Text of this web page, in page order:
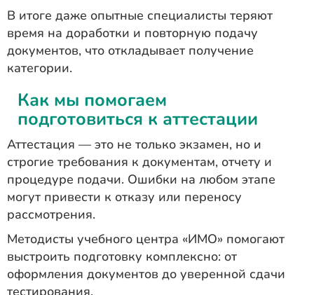
В итоге даже опытные специалисты теряют
время на доработки и повторную подачу
документов, что откладывает получение
категории.
Как мы помогаем
подготовиться к аттестации
Аттестация — это не только экзамен, но и
строгие требования к документам, отчету и
процедуре подачи. Ошибки на любом этапе
могут привести к отказу или переносу
рассмотрения.
Методисты учебного центра «ИМО» помогают
выстроить подготовку комплексно: от
оформления документов до уверенной сдачи
тестирования.